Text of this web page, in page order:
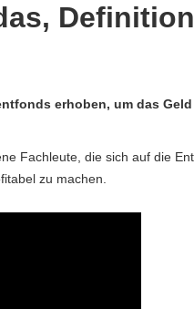
erhoben, um das
Fachleute, die sich auf die
zu machen.